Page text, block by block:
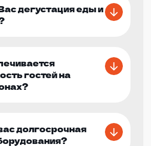
дегустация еды и
гостей на
долгосрочная